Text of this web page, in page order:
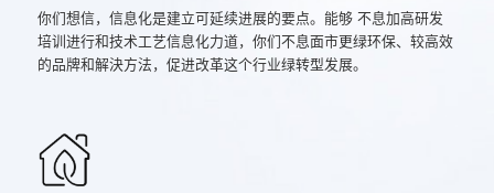
你们想信，信息化是建立可延续进展的要点。能够 不息加高研发
培训进行和技术工艺信息化力道，你们不息面市更绿环保、较高效
的品牌和解決方法，促进改革这个行业绿转型发展。